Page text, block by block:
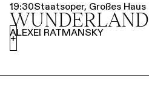
19:30Staatsoper, Großes Haus
WUNDERLAND
ALEXEI RATMANSKY
+